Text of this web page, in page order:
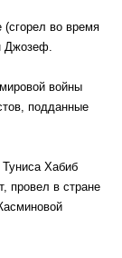
(сгорел во время
Джозеф.
войны
подданные
Туниса Хабиб
провел в стране